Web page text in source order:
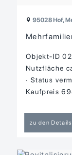
95028 Hof,
Objekt-ID
Nutzfläche
Status
Kaufpreis
zu den Details